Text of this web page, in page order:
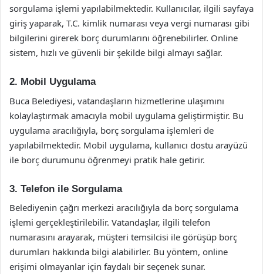
sorgulama işlemi yapılabilmektedir. Kullanıcılar, ilgili sayfaya
giriş yaparak, T.C. kimlik numarası veya vergi numarası gibi
bilgilerini girerek borç durumlarını öğrenebilirler. Online
sistem, hızlı ve güvenli bir şekilde bilgi almayı sağlar.
2. Mobil Uygulama
Buca Belediyesi, vatandaşların hizmetlerine ulaşımını
kolaylaştırmak amacıyla mobil uygulama geliştirmiştir. Bu
uygulama aracılığıyla, borç sorgulama işlemleri de
yapılabilmektedir. Mobil uygulama, kullanıcı dostu arayüzü
ile borç durumunu öğrenmeyi pratik hale getirir.
3. Telefon ile Sorgulama
Belediyenin çağrı merkezi aracılığıyla da borç sorgulama
işlemi gerçekleştirilebilir. Vatandaşlar, ilgili telefon
numarasını arayarak, müşteri temsilcisi ile görüşüp borç
durumları hakkında bilgi alabilirler. Bu yöntem, online
erişimi olmayanlar için faydalı bir seçenek sunar.